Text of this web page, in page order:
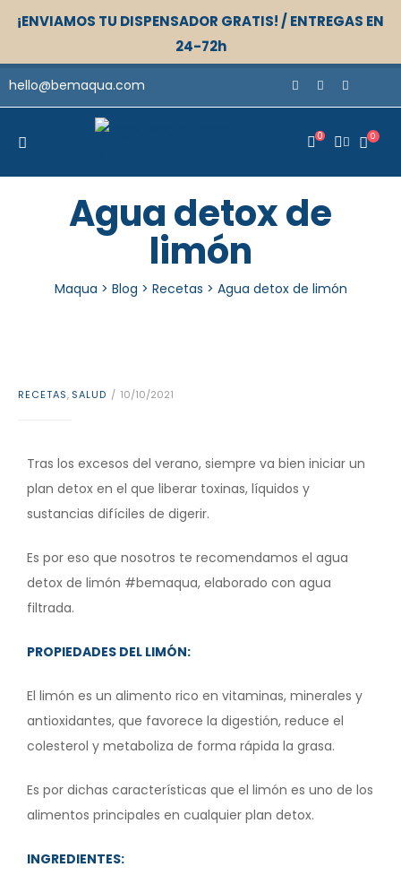
¡ENVIAMOS TU DISPENSADOR GRATIS! / ENTREGAS EN
24-72h
hello@bemaqua.com
0 0
Maqua > Blog > Recetas > Agua detox de limón
Agua detox de
limón
RECETAS, SALUD 10/10/2021
Tras los excesos del verano, siempre va bien iniciar un
plan detox en el que liberar toxinas, líquidos y
sustancias difíciles de digerir.
Es por eso que nosotros te recomendamos el agua
detox de limón #bemaqua, elaborado con agua
filtrada.
PROPIEDADES DEL LIMÓN:
El limón es un alimento rico en vitaminas, minerales y
antioxidantes, que favorece la digestión, reduce el
colesterol y metaboliza de forma rápida la grasa.
Es por dichas características que el limón es uno de los
alimentos principales en cualquier plan detox.
INGREDIENTES: